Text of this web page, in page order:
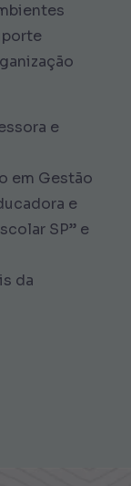
e
em Gestão
e
SP” e
da